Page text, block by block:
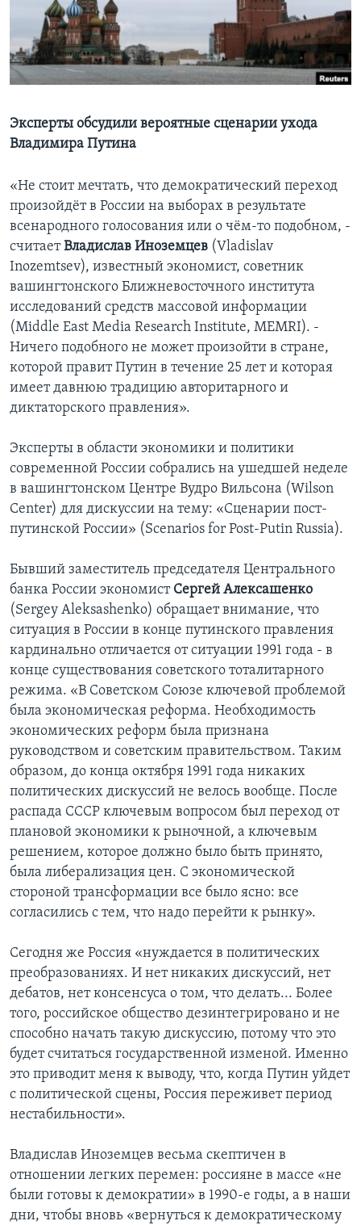
Learning English
СОЦИАЛЬНЫЕ СЕТИ
Языки
Эксперты обсудили вероятные сценарии ухода
Владимира Путина
«Не стоит мечтать, что демократический переход
произойдёт в России на выборах в результате
всенародного голосования или о чём-то подобном, -
считаетВладислав Иноземцев (Vladislav
Inozemtsev), известный экономист, советник
вашингтонского Ближневосточного института
исследований средств массовой информации
(Middle East Media Research Institute, MEMRI). -
Ничего подобного не может произойти в стране,
которой правит Путин в течение 25 лет и которая
имеет давнюю традицию авторитарного и
диктаторского правления».
Эксперты в области экономики и политики
современной России собрались на ушедшей неделе
в вашингтонском Центре Вудро Вильсона (Wilson
Center) для дискуссии на тему: «Сценарии пост-
путинской России» (Scenarios for Post-Putin Russia).
Бывший заместитель председателя Центрального
банка России экономист Сергей Алексашенко
(Sergey Aleksashenko) обращает внимание, что
ситуация в России в конце путинского правления
кардинально отличается от ситуации 1991 года - в
конце существования советского тоталитарного
режима. «В Советском Союзе ключевой проблемой
была экономическая реформа. Необходимость
экономических реформ была признана
руководством и советским правительством. Таким
образом, до конца октября 1991 года никаких
политических дискуссий не велось вообще. После
распада СССР ключевым вопросом был переход от
плановой экономики к рыночной, а ключевым
решением, которое должно было быть принято,
была либерализация цен. С экономической
стороной трансформации все было ясно: все
согласились с тем, что надо перейти к рынку».
Сегодня же Россия «нуждается в политических
преобразованиях. И нет никаких дискуссий, нет
дебатов, нет консенсуса о том, что делать... Более
того, российское общество дезинтегрировано и не
способно начать такую дискуссию, потому что это
будет считаться государственной изменой. Именно
это приводит меня к выводу, что, когда Путин уйдет
с политической сцены, Россия переживет период
нестабильности».
Владислав Иноземцев весьма скептичен в
отношении легких перемен: россияне в массе «не
были готовы к демократии» в 1990-е годы, а в наши
дни, чтобы вновь «вернуться к демократическому